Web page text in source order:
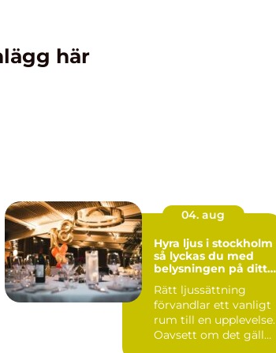
här
04. aug
Hyra ljus i stockholm
så lyckas du med
belysningen på ditt
Rätt ljussättning
förvandlar ett vanligt
rum till en upplevelse.
Oavsett om det gäller